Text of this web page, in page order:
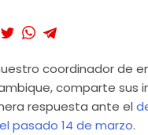
coordinador de
comparte sus
respuesta ante el
pasado 14 de marzo.